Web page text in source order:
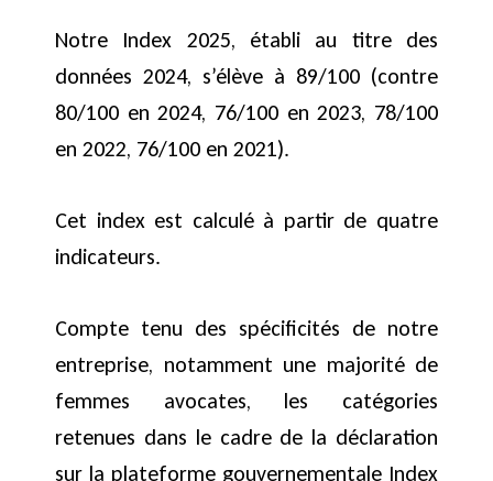
Notre Index 2025, établi au titre des
données 2024, s’élève à 89/100 (contre
80/100 en 2024, 76/100 en 2023, 78/100
en 2022, 76/100 en 2021).
Cet index est calculé à partir de quatre
indicateurs.
Compte tenu des spécificités de notre
entreprise, notamment une majorité de
femmes avocates, les catégories
retenues dans le cadre de la déclaration
sur la plateforme gouvernementale Index